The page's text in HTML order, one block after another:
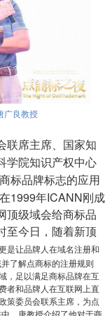
广良教授
联席主席、国家知
学院知识产权中心
标品牌标志的应用
1999年ICANN刚成
顶级域会给商标品
至今日，随着新顶
是让品牌人在域名注册和
了解点商标的注册规则
，足以满足商标品牌在互
者和品牌人在互联网上直
策委员会联系主席，为点